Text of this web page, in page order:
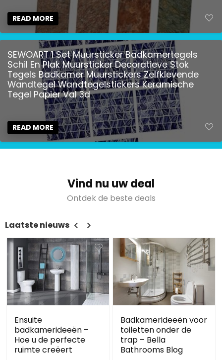
READ MORE
SEWOART 1 Set Muursticker Badkamertegels
Schil En Plak Muursticker Decoratieve Stok
Tegels Badkamer Muurstickers Zelfklevende
Wandtegel Wandtegelstickers Keramische
Tegel Papier Val 3d
READ MORE
Vind nu uw deal
Ontdek de beste deals
Laatste nieuws
Ensuite
badkamerideeën –
Hoe u de perfecte
ruimte creëert
Badkamerideeën voor
toiletten onder de
trap – Bella
Bathrooms Blog